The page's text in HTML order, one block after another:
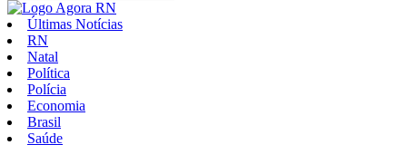
Últimas Notícias
RN
Natal
Política
Polícia
Economia
Brasil
Saúde